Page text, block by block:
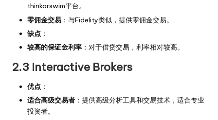
thinkorswim平台。
零佣金交易 ：与Fidelity类似，提供零佣金交易。
缺点 ：
较高的保证金利率 ：对于借贷交易，利率相对较高。
2.3 Interactive Brokers
优点 ：
适合高级交易者 ：提供高级分析工具和交易技术，适合专业
投资者。